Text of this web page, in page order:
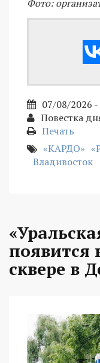
Фото:
07/08/2026 -
Повестка
Печать
«КАРДО»
Владивосток
появится
сквере в